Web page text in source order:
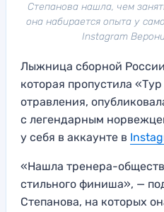
Степанова нашла, чем
она набирается опыта у
Instagram
Лыжница сборной
которая пропустила
отравления,
с легендарным
у себя в аккаунте в
«Нашла тренера-
стильного финиша», —
Степанова, на которых